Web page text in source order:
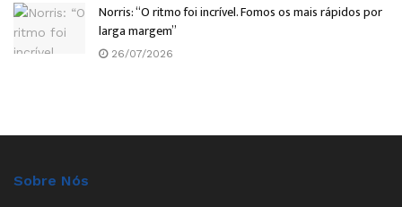
Norris: “O ritmo foi incrível. Fomos os mais rápidos por
larga margem”
26/07/2026
Sobre Nós